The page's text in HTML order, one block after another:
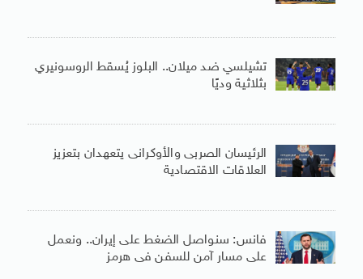
تشيلسي ضد ميلان.. البلوز يُسقط الروسونيري
بثلاثية وديًا
الرئيسان الصربى والأوكرانى يتعهدان بتعزيز
العلاقات الاقتصادية
فانس: سنواصل الضغط على إيران.. ونعمل
على مسار آمن للسفن فى هرمز